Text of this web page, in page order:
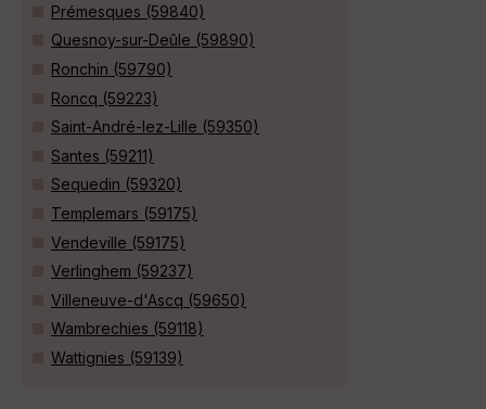
Prémesques (59840)
Quesnoy-sur-Deûle (59890)
Ronchin (59790)
Roncq (59223)
Saint-André-lez-Lille (59350)
Santes (59211)
Sequedin (59320)
Templemars (59175)
Vendeville (59175)
Verlinghem (59237)
Villeneuve-d'Ascq (59650)
Wambrechies (59118)
Wattignies (59139)